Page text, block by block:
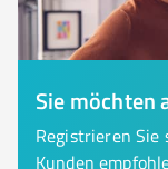
Sie möchten
Registrieren Sie
Kunden